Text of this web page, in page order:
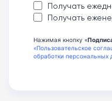
Получать
Получать
Нажимая кнопку «
«Пользовательское
обработки персональных